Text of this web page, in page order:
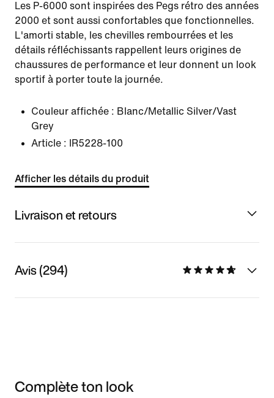
Les P-6000 sont inspirées des Pegs rétro des années
2000 et sont aussi confortables que fonctionnelles.
L'amorti stable, les chevilles rembourrées et les
détails réfléchissants rappellent leurs origines de
chaussures de performance et leur donnent un look
sportif à porter toute la journée.
Couleur affichée : Blanc/Metallic Silver/Vast
Grey
Article :
IR5228-100
Afficher les détails du produit
Livraison et retours
Avis (294)
Complète ton look